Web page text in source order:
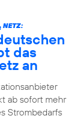
NETZ:
das
an
ab sofort mehr
Strombedarfs